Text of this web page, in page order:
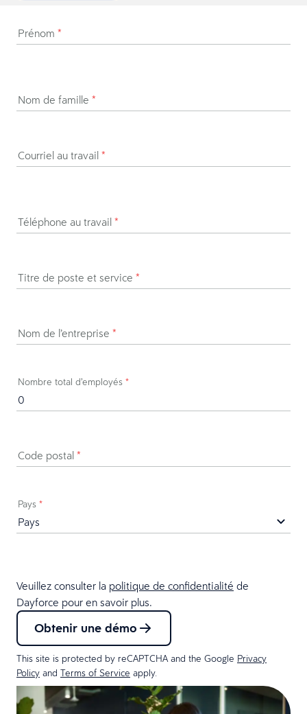
Prénom *
Nom de famille *
Courriel au travail *
Téléphone au travail *
Titre de poste et service *
Nom de l’entreprise *
Nombre total d’employés *
Code postal *
Pays *
Veuillez consulter la politique de confidentialité de
Dayforce pour en savoir plus.
Obtenir une démo
This site is protected by reCAPTCHA and the Google Privacy
Policy and Terms of Service apply.